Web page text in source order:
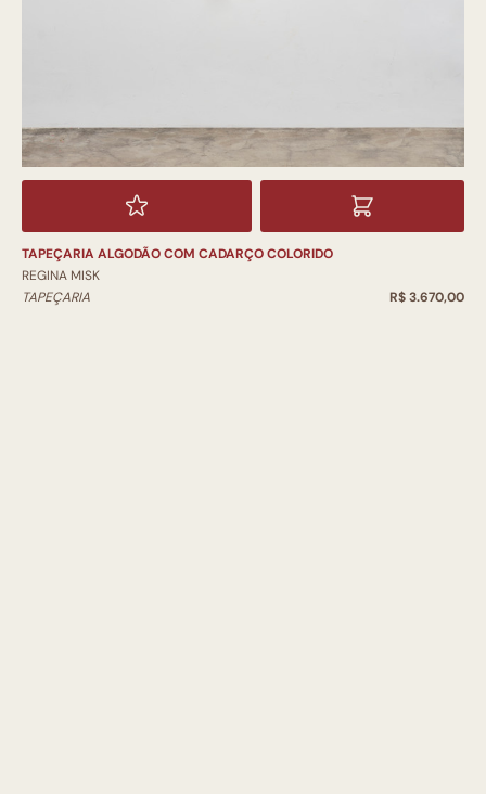
TAPEÇARIA ALGODÃO COM CADARÇO COLORIDO
REGINA MISK
TAPEÇARIA
R$ 3.670,00